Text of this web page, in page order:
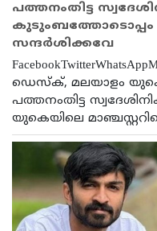
പത്തനംതിട്ട
സന്ദർശിക്കവേ
ഡെസ്ക്, മലയാളം യുകെ
പത്തനംതിട്ട
യുകെയിലെ